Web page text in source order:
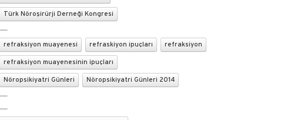
Türk Nöroşirürji Derneği Kongresi
refraksiyon muayenesi refraskiyon ipuçları refraksiyon
refraksiyon muayenesinin ipuçları
Nöropsikiyatri Günleri Nöropsikiyatri Günleri 2014